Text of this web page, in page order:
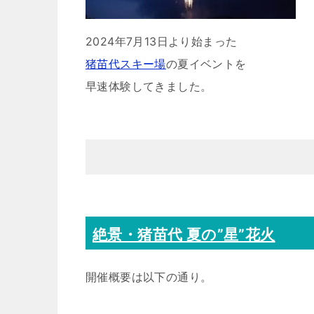
2024年7月13日より始まった
猪苗代スキー場の夏イベントを
早速体験してきました。
絶景・猪苗代 夏の”星”花火
開催概要は以下の通り。